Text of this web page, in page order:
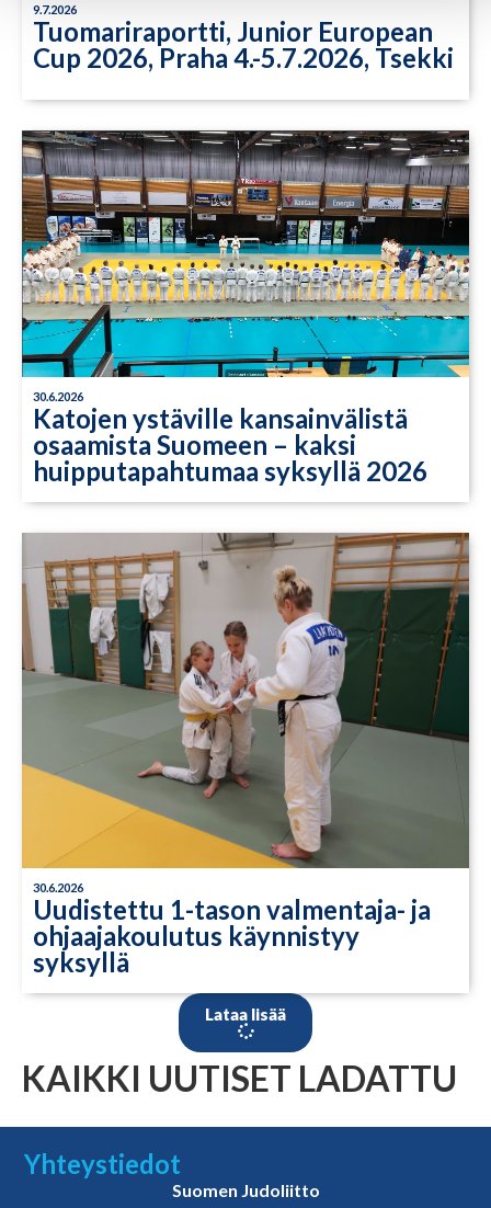
9.7.2026
Tuomariraportti, Junior European
Cup 2026, Praha 4.-5.7.2026, Tsekki
30.6.2026
Katojen ystäville kansainvälistä
osaamista Suomeen – kaksi
huipputapahtumaa syksyllä 2026
30.6.2026
Uudistettu 1-tason valmentaja- ja
ohjaajakoulutus käynnistyy
syksyllä
Lataa lisää
KAIKKI UUTISET LADATTU
Yhteystiedot
Suomen Judoliitto